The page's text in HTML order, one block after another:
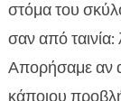
ο σκύλος
Πιθανές
άγχος και
στόμα του
σαν από ταινία:
Απορήσαμε αν
κάποιου